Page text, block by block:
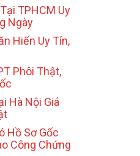
TPHCM Uy
Ngày
Hiến Uy Tín,
Phôi Thật,
Hà Nội Giá
Hồ Sơ Gốc
Công Chứng